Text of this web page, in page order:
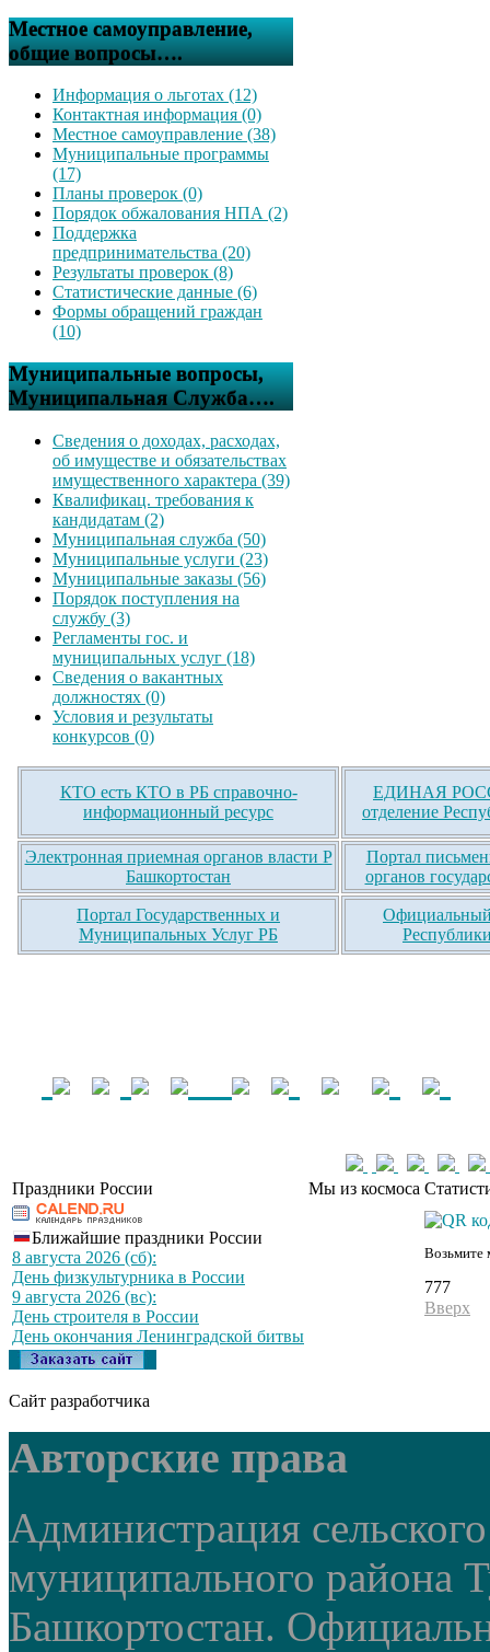
Местное самоуправление,
общие вопросы….
Информация о льготах (12)
Контактная информация (0)
Местное самоуправление (38)
Муниципальные программы
(17)
Планы проверок (0)
Порядок обжалования НПА (2)
Поддержка
предпринимательства (20)
Результаты проверок (8)
Статистические данные (6)
Формы обращений граждан
(10)
Муниципальные вопросы,
Муниципальная Служба….
Сведения о доходах, расходах,
об имуществе и обязательствах
имущественного характера (39)
Квалификац. требования к
кандидатам (2)
Муниципальная служба (50)
Муниципальные услуги (23)
Муниципальные заказы (56)
Порядок поступления на
службу (3)
Регламенты гос. и
муниципальных услуг (18)
Сведения о вакантных
должностях (0)
Условия и результаты
конкурсов (0)
КТО есть КТО в РБ справочно-
информационный ресурс
ЕДИНАЯ
отделение
Электронная приемная органов власти Р
Башкортостан
Портал
органов
Портал Государственных и
Муниципальных Услуг РБ
Официальный
Праздники России Мы из космоса
Ближайшие праздники России
8 августа 2026 (сб):
День физкультурника в России
9 августа 2026 (вс):
День строителя в России
День окончания Ленинградской битвы
Возьмите
777
Вверх
Сайт разработчика
Авторские права
Администрация
муниципального района
Башкортостан.